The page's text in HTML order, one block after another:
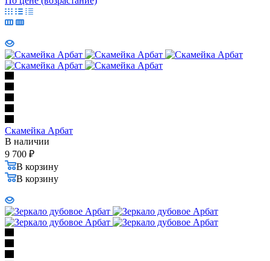
Скамейка Арбат
В наличии
9 700 ₽
В корзину
В корзину